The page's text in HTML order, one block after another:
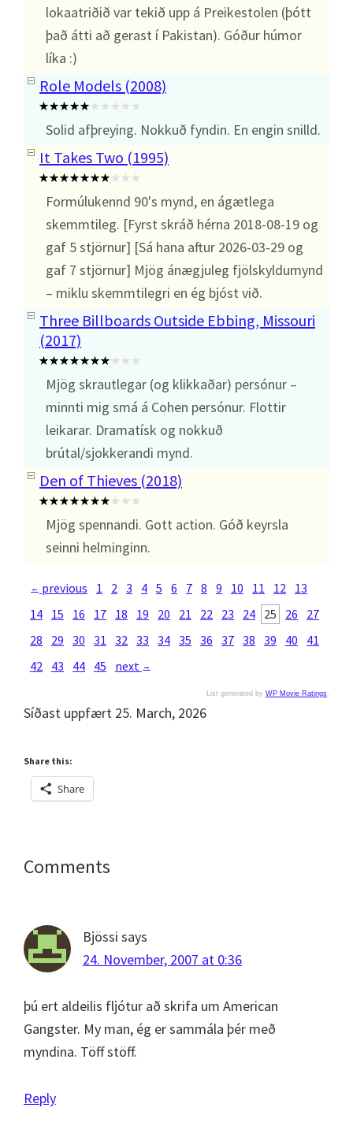
lokaatriðið var tekið upp á Preikestolen (þótt
það átti að gerast í Pakistan). Góður húmor
líka :)
Role Models (2008)
Solid afþreying. Nokkuð fyndin. En engin snilld.
It Takes Two (1995)
Formúlukennd 90's mynd, en ágætlega
skemmtileg. [Fyrst skráð hérna 2018-08-19 og
gaf 5 stjörnur] [Sá hana aftur 2026-03-29 og
gaf 7 stjörnur] Mjög ánægjuleg fjölskyldumynd
– miklu skemmtilegri en ég bjóst við.
Three Billboards Outside Ebbing, Missouri
(2017)
Mjög skrautlegar (og klikkaðar) persónur –
minnti mig smá á Cohen persónur. Flottir
leikarar. Dramatísk og nokkuð
brútal/sjokkerandi mynd.
Den of Thieves (2018)
Mjög spennandi. Gott action. Góð keyrsla
seinni helminginn.
← previous 1 2 3 4 5 6 7 8 9 10 11 12 13
14 15 16 17 18 19 20 21 22 23 24 25 26
27
28
29 30 31 32 33 34 35 36 37 38 39 40
41
42 43 44 45 next →
List generated by WP Movie Ratings.
Síðast uppfært 25. March, 2026
Share this:
Share
Reader
Comments
Bjössi says
24. November, 2007 at 0:36
þú ert aldeilis fljótur að skrifa um American
Gangster. My man, ég er sammála þér með
myndina. Töff stöff.
Reply